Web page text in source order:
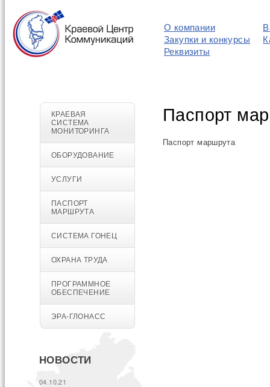
О компании
Закупки и конкурсы
Реквизиты
Паспорт
Паспорт маршрута
КРАЕВАЯ
СИСТЕМА
МОНИТОРИНГА
ОБОРУДОВАНИЕ
УСЛУГИ
ПАСПОРТ
МАРШРУТА
СИСТЕМА ГОНЕЦ
ОХРАНА ТРУДА
ПРОГРАММНОЕ
ОБЕСПЕЧЕНИЕ
ЭРА-ГЛОНАСС
НОВОСТИ
04.10.21